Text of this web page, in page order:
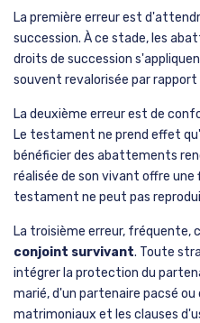
La première erreur est
succession. À ce stade, les
droits de succession
souvent revalorisée par
La deuxième erreur est de
Le testament ne prend effet
bénéficier des abattements
réalisée de son vivant offre une
testament ne peut pas
La troisième erreur, fréquente,
conjoint survivant. Toute
intégrer la protection du
marié, d'un partenaire pacsé ou
matrimoniaux et les clauses